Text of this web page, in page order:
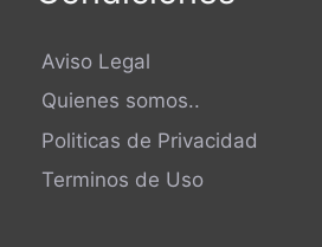
Aviso Legal
Quienes somos..
Politicas de Privacidad
Terminos de Uso